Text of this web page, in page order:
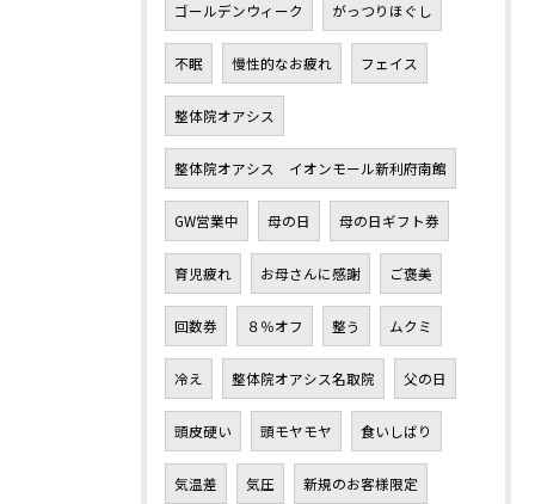
ゴールデンウィーク がっつりほぐし
不眠 慢性的なお疲れ フェイス
整体院オアシス
整体院オアシス イオンモール新利府南館
GW営業中 母の日 母の日ギフト券
育児疲れ お母さんに感謝 ご褒美
回数券 ８％オフ 整う ムクミ
冷え 整体院オアシス名取院 父の日
頭皮硬い 頭モヤモヤ 食いしばり
気温差 気圧 新規のお客様限定